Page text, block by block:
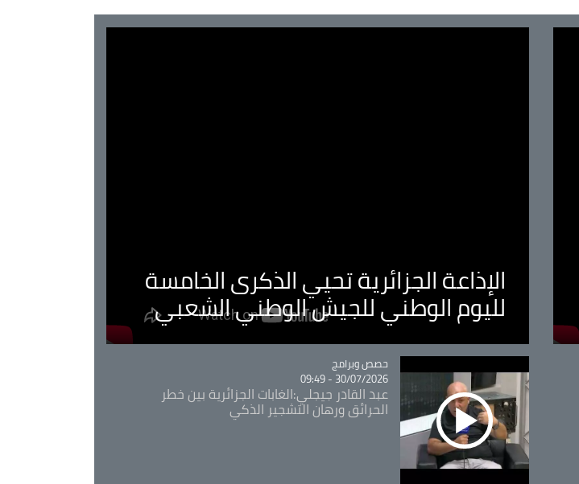
الإذاعة الجزائرية تحيي الذكرى الخامسة
لليوم الوطني للجيش الوطني الشعبي
Catégorie
حصص وبرامج
30/07/2026 - 09:49
عبد القادر جيجلي:الغابات الجزائرية بين خطر
الحرائق ورهان التشجير الذكي